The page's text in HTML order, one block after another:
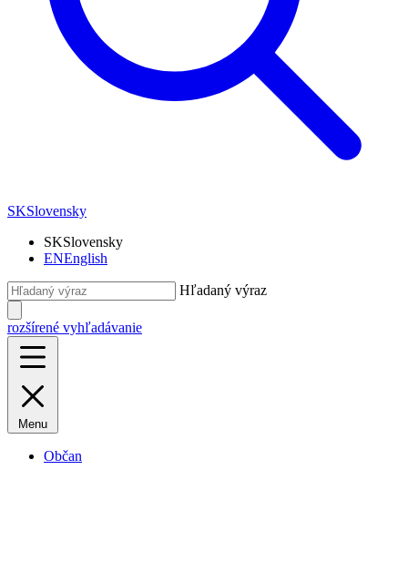
SKSlovensky
SKSlovensky
ENEnglish
Hľadaný výraz
rozšírené vyhľadávanie
Menu
Občan